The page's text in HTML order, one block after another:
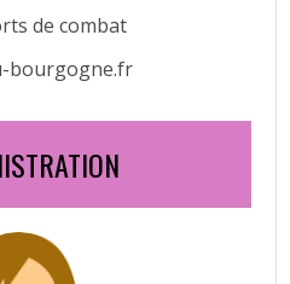
de combat
bourgogne.fr